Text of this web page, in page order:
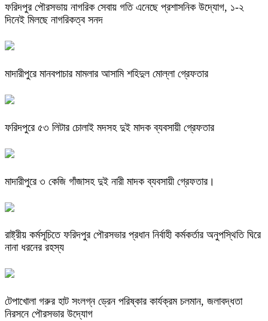
ফরিদপুর পৌরসভায় নাগরিক সেবায় গতি এনেছে প্রশাসনিক উদ্যোগ, ১-২
দিনেই মিলছে নাগরিকত্ব সনদ
মাদারীপুরে মানবপাচার মামলার আসামি শহিদুল মোল্লা গ্রেফতার
ফরিদপুরে ৫৩ লিটার চোলাই মদসহ দুই মাদক ব্যবসায়ী গ্রেফতার
মাদারীপুরে ৩ কেজি গাঁজাসহ দুই নারী মাদক ব্যবসায়ী গ্রেফতার।
রাষ্ট্রীয় কর্মসূচিতে ফরিদপুর পৌরসভার প্রধান নির্বাহী কর্মকর্তার অনুপস্থিতি ঘিরে
নানা ধরনের রহস্য
টেপাখোলা গরুর হাট সংলগ্ন ড্রেন পরিষ্কার কার্যক্রম চলমান, জলাবদ্ধতা
নিরসনে পৌরসভার উদ্যোগ